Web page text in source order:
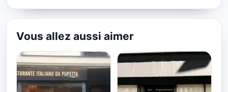
Vous allez aussi aimer